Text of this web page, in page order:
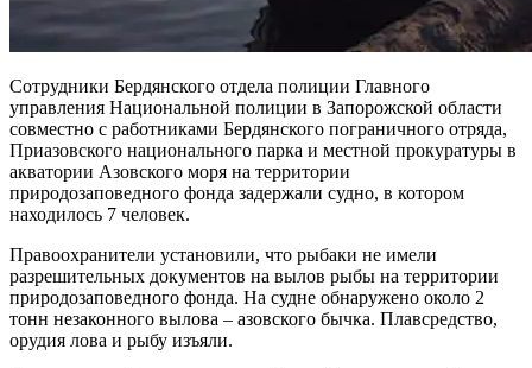
Сотрудники Бердянского отдела полиции Главного
управления Национальной полиции в Запорожской области
совместно с работниками Бердянского пограничного отряда,
Приазовского национального парка и местной прокуратуры в
акватории Азовского моря на территории
природозаповедного фонда задержали судно, в котором
находилось 7 человек.
Правоохранители установили, что рыбаки не имели
разрешительных документов на вылов рыбы на территории
природозаповедного фонда. На судне обнаружено около 2
тонн незаконного вылова – азовского бычка. Плавсредство,
орудия лова и рыбу изъяли.